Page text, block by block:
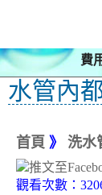
費
水管內
首頁 》 洗水
觀看次數：